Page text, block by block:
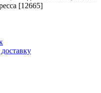
[12665]